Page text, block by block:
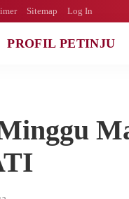
Sitemap Log In
PETINJU